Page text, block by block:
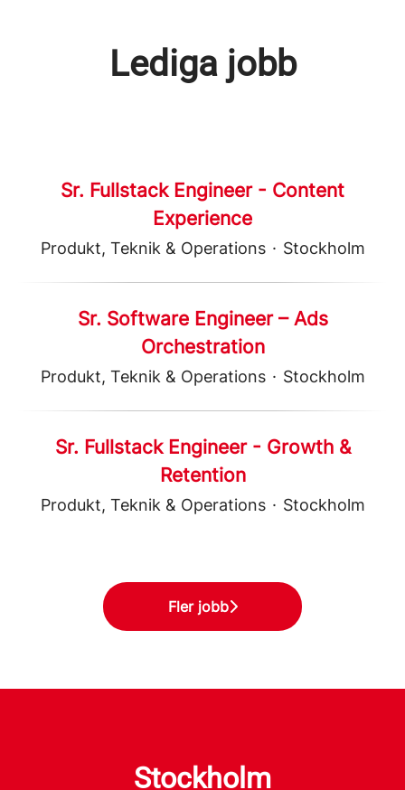
Lediga jobb
Sr. Fullstack Engineer - Content
Experience
Produkt, Teknik & Operations · Stockholm
Sr. Software Engineer – Ads
Orchestration
Produkt, Teknik & Operations · Stockholm
Sr. Fullstack Engineer - Growth &
Retention
Produkt, Teknik & Operations · Stockholm
Fler jobb
Stockholm